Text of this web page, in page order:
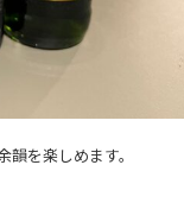
を楽しめます。